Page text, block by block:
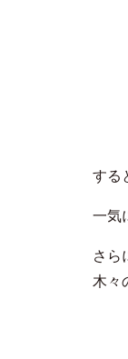
する
一気
さら
木々